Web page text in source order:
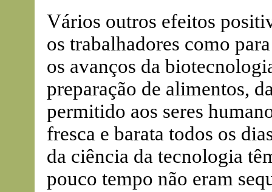
Vários outros efeitos
os trabalhadores como
os avanços da
preparação de alimentos,
permitido aos seres
fresca e barata todos os
da ciência da tecnologia
pouco tempo não eram